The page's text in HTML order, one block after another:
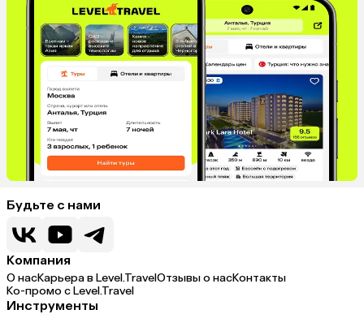
Будьте с нами
Компания
О насКарьера в Level.TravelОтзывы о насКонтакты
Ко-промо с Level.Travel
Инструменты